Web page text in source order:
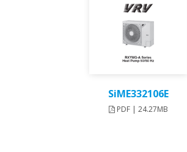
SiME332106E
PDF | 24.27MB